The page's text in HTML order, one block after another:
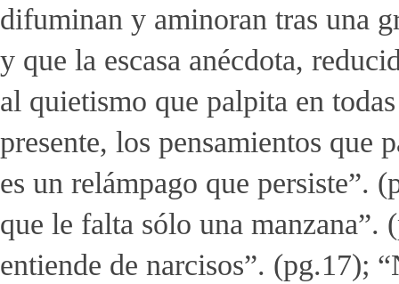
difuminan y aminoran tras una
y que la escasa anécdota,
al quietismo que palpita en
presente, los pensamientos que
es un relámpago que persiste”.
que le falta sólo una manzana”.
entiende de narcisos”. (pg.17);